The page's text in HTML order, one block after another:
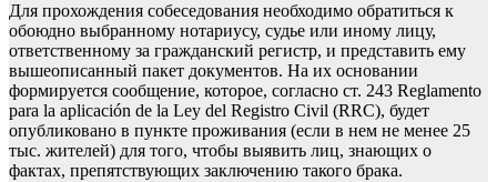
Для прохождения собеседования необходимо обратиться к
обоюдно выбранному нотариусу, судье или иному лицу,
ответственному за гражданский регистр, и представить ему
вышеописанный пакет документов. На их основании
формируется сообщение, которое, согласно ст. 243 Reglamento
para la aplicación de la Ley del Registro Civil (RRC), будет
опубликовано в пункте проживания (если в нем не менее 25
тыс. жителей) для того, чтобы выявить лиц, знающих о
фактах, препятствующих заключению такого брака.